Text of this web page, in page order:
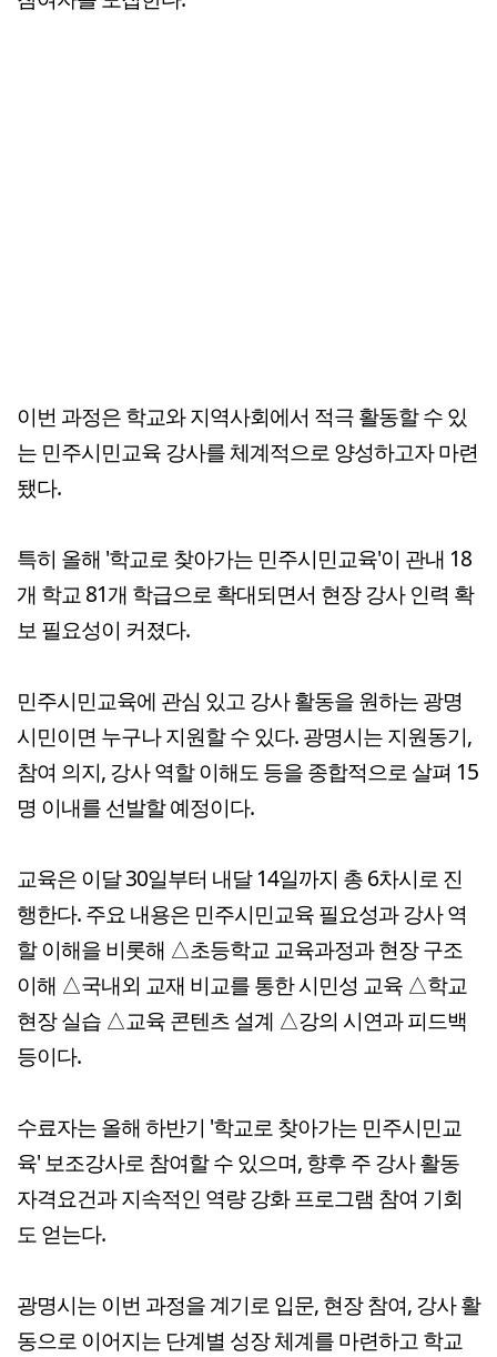
이번 과정은 학교와 지역사회에서 적극 활동할 수 있
는 민주시민교육 강사를 체계적으로 양성하고자 마련
됐다.
특히 올해 '학교로 찾아가는 민주시민교육'이 관내 18
개 학교 81개 학급으로 확대되면서 현장 강사 인력 확
보 필요성이 커졌다.
민주시민교육에 관심 있고 강사 활동을 원하는 광명
시민이면 누구나 지원할 수 있다. 광명시는 지원동기,
참여 의지, 강사 역할 이해도 등을 종합적으로 살펴 15
명 이내를 선발할 예정이다.
교육은 이달 30일부터 내달 14일까지 총 6차시로 진
행한다. 주요 내용은 민주시민교육 필요성과 강사 역
할 이해을 비롯해 △초등학교 교육과정과 현장 구조
이해 △국내외 교재 비교를 통한 시민성 교육 △학교
현장 실습 △교육 콘텐츠 설계 △강의 시연과 피드백
등이다.
수료자는 올해 하반기 '학교로 찾아가는 민주시민교
육' 보조강사로 참여할 수 있으며, 향후 주 강사 활동
자격요건과 지속적인 역량 강화 프로그램 참여 기회
도 얻는다.
광명시는 이번 과정을 계기로 입문, 현장 참여, 강사 활
동으로 이어지는 단계별 성장 체계를 마련하고 학교